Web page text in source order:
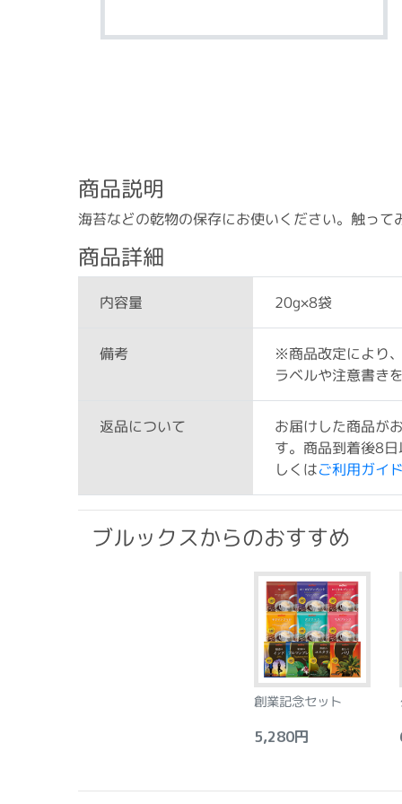
商品説明
海苔などの乾物の保存にお使いください。触っ
商品詳細
内容量 20g×8袋
備考 ※商品改定により
ラベルや注意書き
返品について お届けした商品が
す。商品到着後8
しくはご利用ガイ
ブルックスからのおすすめ
創業記念セット
5,280円